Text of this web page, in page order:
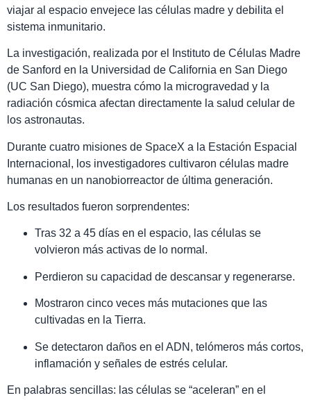
viajar al espacio envejece las células madre y debilita el
sistema inmunitario.
La investigación, realizada por el Instituto de Células Madre
de Sanford en la Universidad de California en San Diego
(UC San Diego), muestra cómo la microgravedad y la
radiación cósmica afectan directamente la salud celular de
los astronautas.
Durante cuatro misiones de SpaceX a la Estación Espacial
Internacional, los investigadores cultivaron células madre
humanas en un nanobiorreactor de última generación.
Los resultados fueron sorprendentes:
Tras 32 a 45 días en el espacio, las células se
volvieron más activas de lo normal.
Perdieron su capacidad de descansar y regenerarse.
Mostraron cinco veces más mutaciones que las
cultivadas en la Tierra.
Se detectaron daños en el ADN, telómeros más cortos,
inflamación y señales de estrés celular.
En palabras sencillas: las células se “aceleran” en el